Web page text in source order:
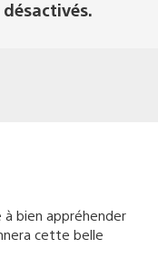
à bien appréhender
cette belle